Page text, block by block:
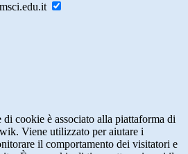
di cookie è associato alla piattaforma di
Viene utilizzato per aiutare i
il comportamento dei visitatori e